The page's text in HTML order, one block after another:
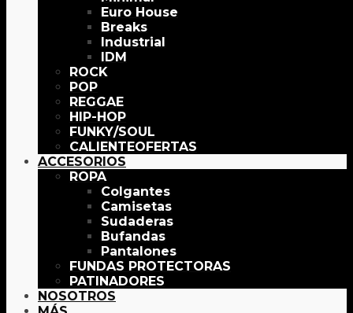
Euro House
Breaks
Industrial
IDM
ROCK
POP
REGGAE
HIP-HOP
FUNKY/SOUL
OFERTAS
ACCESORIOS
ROPA
Colgantes
Camisetas
Sudaderas
Bufandas
Pantalones
FUNDAS PROTECTORAS
PATINADORES
NOSOTROS